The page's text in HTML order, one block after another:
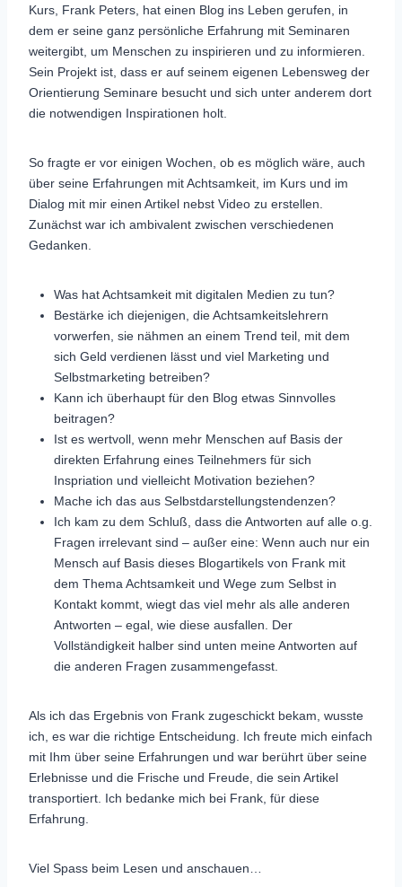
Kurs, Frank Peters, hat einen Blog ins Leben gerufen, in
dem er seine ganz persönliche Erfahrung mit Seminaren
weitergibt, um Menschen zu inspirieren und zu informieren.
Sein Projekt ist, dass er auf seinem eigenen Lebensweg der
Orientierung Seminare besucht und sich unter anderem dort
die notwendigen Inspirationen holt.
So fragte er vor einigen Wochen, ob es möglich wäre, auch
über seine Erfahrungen mit Achtsamkeit, im Kurs und im
Dialog mit mir einen Artikel nebst Video zu erstellen.
Zunächst war ich ambivalent zwischen verschiedenen
Gedanken.
Was hat Achtsamkeit mit digitalen Medien zu tun?
Bestärke ich diejenigen, die Achtsamkeitslehrern
vorwerfen, sie nähmen an einem Trend teil, mit dem
sich Geld verdienen lässt und viel Marketing und
Selbstmarketing betreiben?
Kann ich überhaupt für den Blog etwas Sinnvolles
beitragen?
Ist es wertvoll, wenn mehr Menschen auf Basis der
direkten Erfahrung eines Teilnehmers für sich
Inspriation und vielleicht Motivation beziehen?
Mache ich das aus Selbstdarstellungstendenzen?
Ich kam zu dem Schluß, dass die Antworten auf alle o.g.
Fragen irrelevant sind – außer eine: Wenn auch nur ein
Mensch auf Basis dieses Blogartikels von Frank mit
dem Thema Achtsamkeit und Wege zum Selbst in
Kontakt kommt, wiegt das viel mehr als alle anderen
Antworten – egal, wie diese ausfallen. Der
Vollständigkeit halber sind unten meine Antworten auf
die anderen Fragen zusammengefasst.
Als ich das Ergebnis von Frank zugeschickt bekam, wusste
ich, es war die richtige Entscheidung. Ich freute mich einfach
mit Ihm über seine Erfahrungen und war berührt über seine
Erlebnisse und die Frische und Freude, die sein Artikel
transportiert. Ich bedanke mich bei Frank, für diese
Erfahrung.
Viel Spass beim Lesen und anschauen…